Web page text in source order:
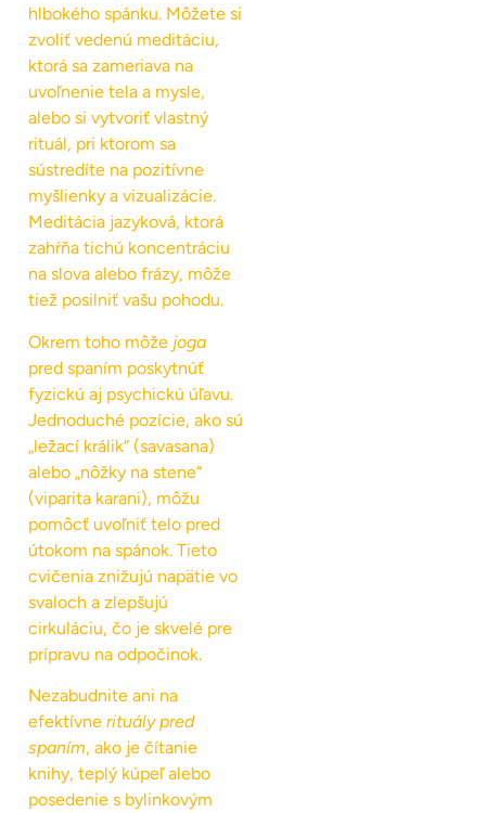
hlbokého spánku. Môžete si
zvoliť vedenú meditáciu,
ktorá sa zameriava na
uvoľnenie tela a mysle,
alebo si vytvoriť vlastný
rituál, pri ktorom sa
sústredíte na pozitívne
myšlienky a vizualizácie.
Meditácia jazyková, ktorá
zahŕňa tichú koncentráciu
na slova alebo frázy, môže
tiež posilniť vašu pohodu.
Okrem toho môže joga
pred spaním poskytnúť
fyzickú aj psychickú úľavu.
Jednoduché pozície, ako sú
„ležací králik“ (savasana)
alebo „nôžky na stene“
(viparita karani), môžu
pomôcť uvoľniť telo pred
útokom na spánok. Tieto
cvičenia znižujú napätie vo
svaloch a zlepšujú
cirkuláciu, čo je skvelé pre
prípravu na odpočinok.
Nezabudnite ani na
efektívne rituály pred
spaním, ako je čítanie
knihy, teplý kúpeľ alebo
posedenie s bylinkovým